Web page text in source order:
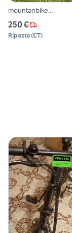
mountanbike...
250 €
Riposto(CT)